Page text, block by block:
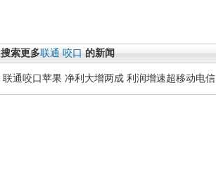
搜索更多联通 咬口 的新闻
联通咬口苹果 净利大增两成 利润增速超移动电信